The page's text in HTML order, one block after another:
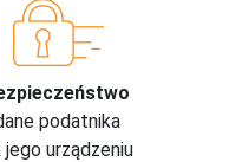
podatnika
jego urządzeniu